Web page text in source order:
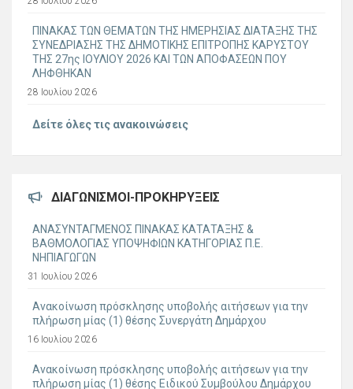
ΠΙΝΑΚΑΣ ΤΩΝ ΘΕΜΑΤΩΝ ΤΗΣ ΗΜΕΡΗΣΙΑΣ ΔΙΑΤΑΞΗΣ ΤΗΣ
ΣΥΝΕΔΡΙΑΣΗΣ ΤΗΣ ΔΗΜΟΤΙΚΗΣ ΕΠΙΤΡΟΠΗΣ ΚΑΡΥΣΤΟΥ
ΤΗΣ 27ης ΙΟΥΛΙΟΥ 2026 ΚΑΙ ΤΩΝ ΑΠΟΦΑΣΕΩΝ ΠΟΥ
ΛΗΦΘΗΚΑΝ
28 Ιουλίου 2026
Δείτε όλες τις ανακοινώσεις
ΔΙΑΓΩΝΙΣΜΟΊ-ΠΡΟΚΗΡΎΞΕΙΣ
ΑΝΑΣΥΝΤΑΓΜΕΝΟΣ ΠΙΝΑΚΑΣ ΚΑΤΑΤΑΞΗΣ &
ΒΑΘΜΟΛΟΓΙΑΣ ΥΠΟΨΗΦΙΩΝ ΚΑΤΗΓΟΡΙΑΣ Π.Ε.
ΝΗΠΙΑΓΩΓΩΝ
31 Ιουλίου 2026
Ανακοίνωση πρόσκλησης υποβολής αιτήσεων για την
πλήρωση μίας (1) θέσης Συνεργάτη Δημάρχου
16 Ιουλίου 2026
Ανακοίνωση πρόσκλησης υποβολής αιτήσεων για την
πλήρωση μίας (1) θέσης Ειδικού Συμβούλου Δημάρχου